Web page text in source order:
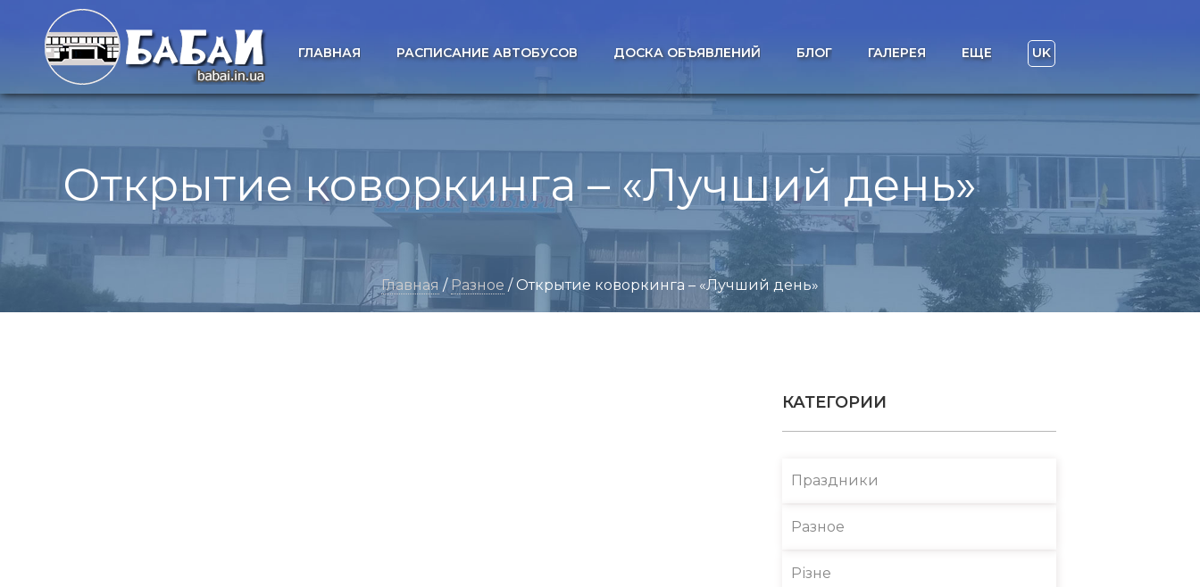
ГЛАВНАЯ РАСПИСАНИЕ АВТОБУСОВ ДОСКА ОБЪЯВЛЕНИЙ БЛОГ ГАЛЕРЕЯ ЕЩЕ UK
Открытие коворкинга – «Лучший день»
Главная / Разное / Открытие коворкинга – «Лучший день»
КАТЕГОРИИ
Праздники
Разное
Різне